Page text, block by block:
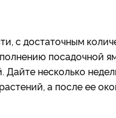
с достаточным
посадочной
Дайте несколько
а после ее